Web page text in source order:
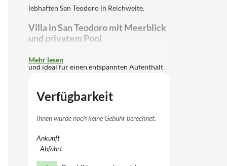
lebhaften San Teodoro in Reichweite.
Villa in San Teodoro mit Meerblick
und privatem Pool
und ideal für einen entspannten Aufenthalt
Sie ein helles Wohnzimmer und Esszimmer
mit großen Fenstern, die den Meeresblick
bieten. Die offene Küche ist voll ausgestattet
Veranda mit Esstisch und Grill – ein schöner
Mehr lesen
Verfügbarkeit
Ihnen wurde noch keine Gebühr berechnet.
Ankunft
- Abfahrt